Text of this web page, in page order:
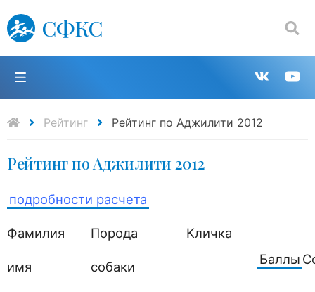
СФКС
Поиск:
Рейтинг Рейтинг по Аджилити 2012
Рейтинг по Аджилити 2012
подробности расчета
Фамилия
имя
Порода
собаки
Кличка
Баллы